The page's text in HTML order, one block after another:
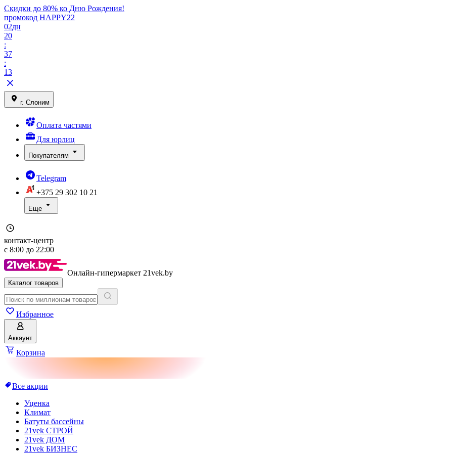
Скидки до 80% ко Дню Рождения!
промокод HAPPY22
02дн
20
:
37
:
13
г. Слоним
Оплата частями
Для юрлиц
Покупателям
Telegram
+375 29 302 10 21
Еще
контакт-центр
с 8:00 до 22:00
Онлайн-гипермаркет 21vek.by
Каталог товаров
Избранное
Аккаунт
Корзина
Все акции
Уценка
Климат
Батуты бассейны
21vek СТРОЙ
21vek ДОМ
21vek БИЗНЕС